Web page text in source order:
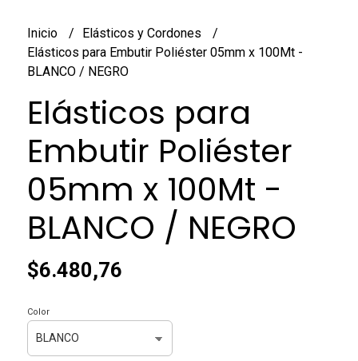
Inicio
Elásticos y Cordones
Elásticos para Embutir Poliéster 05mm x 100Mt -
BLANCO / NEGRO
Elásticos para
Embutir Poliéster
05mm x 100Mt -
BLANCO / NEGRO
$6.480,76
Color